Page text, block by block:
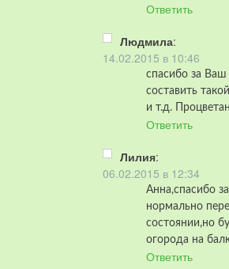
Ответить
Людмила:
14.02.2015 в 10:46
спасибо за Ваш
составить
и т.д.
Ответить
Лилия:
06.02.2015 в 12:34
Анна,спасибо
нормально
состоянии,но
огорода на
Ответить